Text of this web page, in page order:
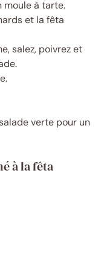
moule à tarte.
et la fêta
salez, poivrez et
verte pour un
à la fêta